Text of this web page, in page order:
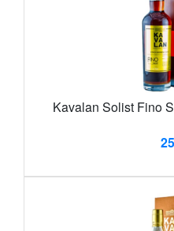
Kavalan Solist Fino